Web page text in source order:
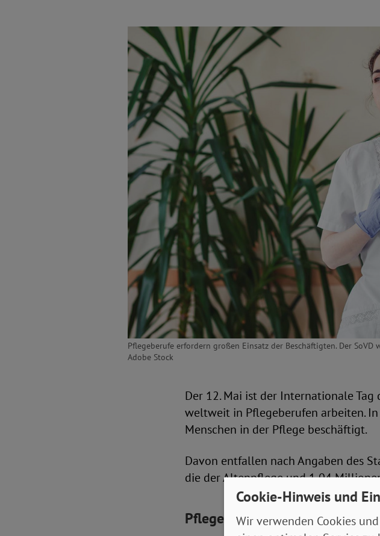
Pflegeberufe erfordern großen Einsatz der Beschäftigten. Der
Adobe Stock
Der 12. Mai ist der Internationale
weltweit in Pflegeberufen arbeiten.
Menschen in der Pflege beschäftigt.
Davon entfallen nach Angaben des
die der Altenpflege und 1,04
Pflegeberuf attraktiver machen
Cookie-Hinweis und
Wir verwenden Cookies